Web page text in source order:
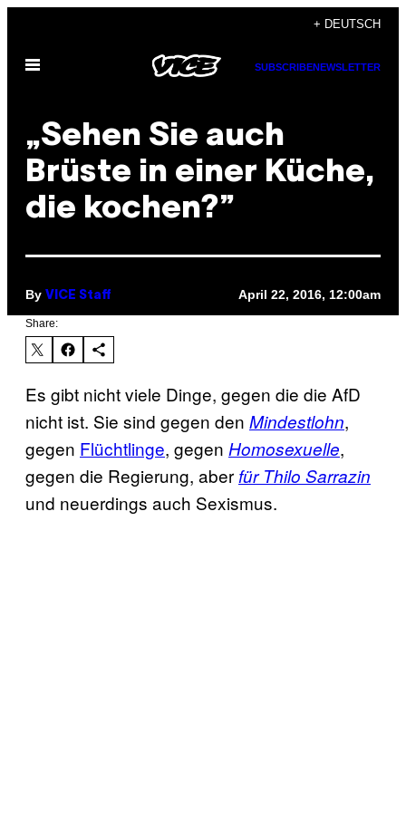
content
+ DEUTSCH
Open
SUBSCRIBENEWSLETTER
„Sehen Sie auch
Brüste in einer Küche,
die kochen?”
By VICE Staff April 22, 2016, 12:00am
Share:
Es gibt nicht viele Dinge, gegen die die AfD
nicht ist. Sie sind gegen den Mindestlohn,
gegen Flüchtlinge, gegen Homosexuelle,
gegen die Regierung, aber für Thilo Sarrazin
und neuerdings auch Sexismus.